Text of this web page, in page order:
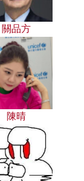
關品方
陳晴